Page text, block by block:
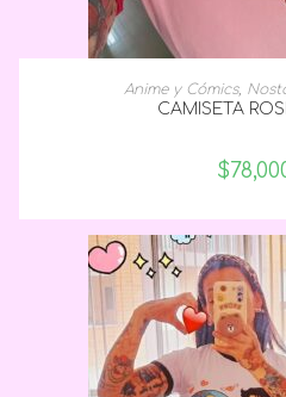
Anime y Cómics,
CAMISETA
$